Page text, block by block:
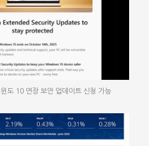
도 10 연장 보안 업데이트 신청 가능